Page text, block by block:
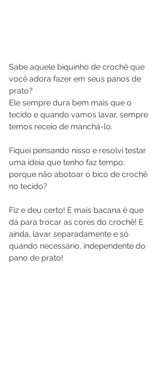
Sabe aquele biquinho de crochê que
você adora fazer em seus panos de
prato?
Ele sempre dura bem mais que o
tecido e quando vamos lavar, sempre
temos receio de manchá-lo.
Fiquei pensando nisso e resolvi testar
uma ideia que tenho faz tempo:
porque não abotoar o bico de crochê
no tecido?
Fiz e deu certo! E mais bacana é que
dá para trocar as cores do crochê! E
ainda, lavar separadamente e só
quando necessário, independente do
pano de prato!